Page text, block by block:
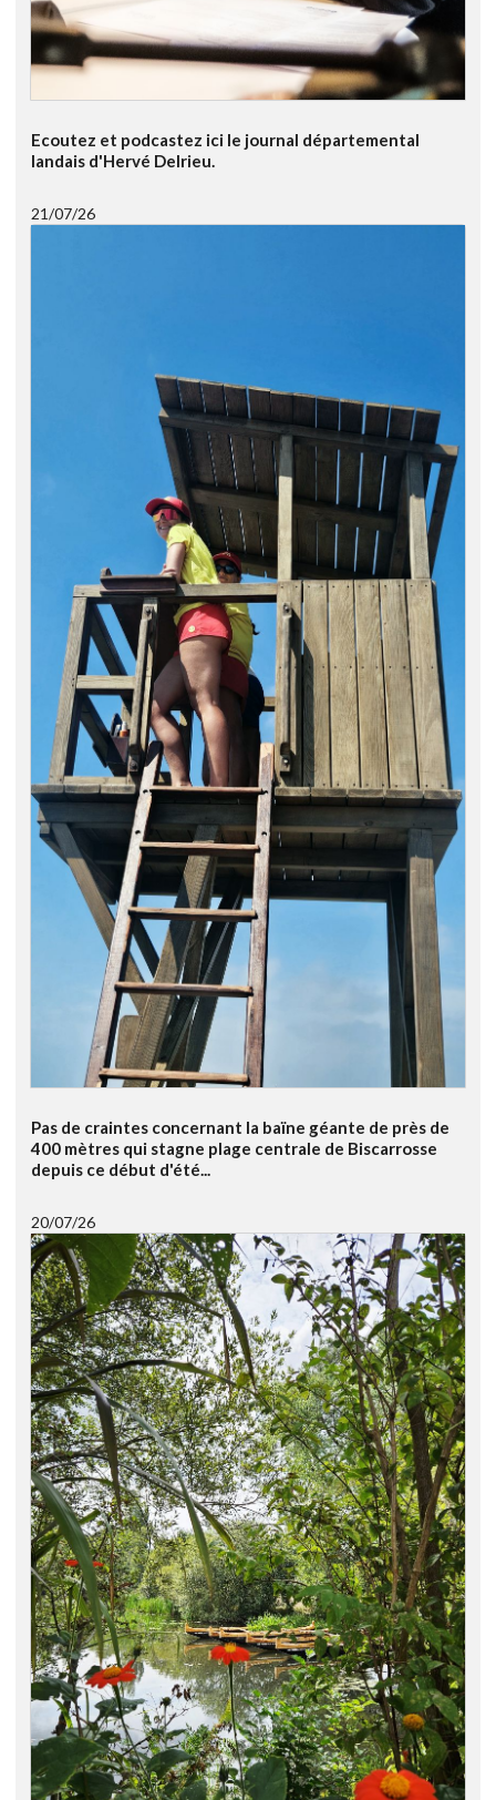
Ecoutez et podcastez ici le journal départemental
landais d'Hervé Delrieu.
21/07/26
Pas de craintes concernant la baïne géante de près de
400 mètres qui stagne plage centrale de Biscarrosse
depuis ce début d'été...
20/07/26